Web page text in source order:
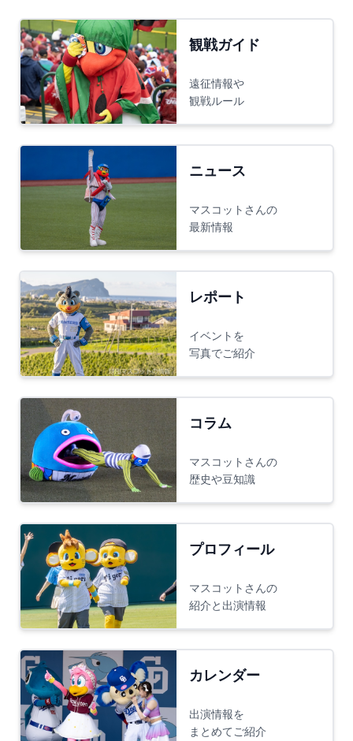
観戦ガイド
遠征情報や
観戦ルール
ニュース
マスコットさんの
最新情報
レポート
イベントを
写真でご紹介
コラム
マスコットさんの
歴史や豆知識
プロフィール
マスコットさんの
紹介と出演情報
カレンダー
出演情報を
まとめてご紹介